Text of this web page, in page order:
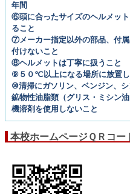
年間
⑥頭に合ったサイズのヘルメッ
ること
⑦メーカー指定以外の部品、付属
付けないこと
⑧ヘルメットは丁寧に扱うこと
⑨５０℃以上になる場所に放置し
⑩清掃にガソリン、ベンジン、シ
鉱物性油脂類（グリス・ミシン
機溶剤を使用しないこと
本校ホームページＱＲコー